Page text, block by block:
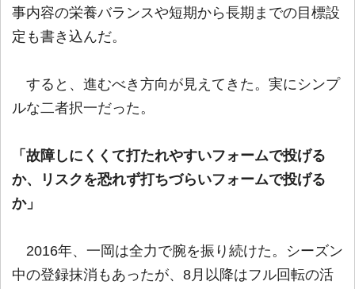
事内容の栄養バランスや短期から長期までの目標設
定も書き込んだ。
すると、進むべき方向が見えてきた。実にシンプ
ルな二者択一だった。
「故障しにくくて打たれやすいフォームで投げる
か、リスクを恐れず打ちづらいフォームで投げる
か」
2016年、一岡は全力で腕を振り続けた。シーズン
中の登録抹消もあったが、8月以降はフル回転の活